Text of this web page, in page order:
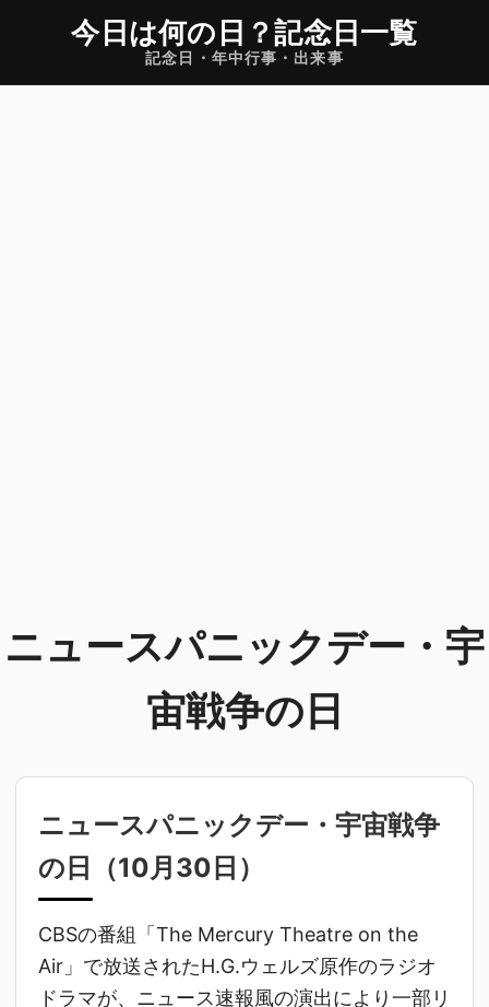
今日は何の日 ？記念日一覧
記念日・年中行事・出来事
ニュースパニックデー・宇
宙戦争の日
ニュースパニックデー・宇宙戦争
の日（10月30日 ）
CBSの番組「The Mercury Theatre on the
Air」で放送されたH.G.ウェルズ原作のラジオ
ドラマが、ニュース速報風の演出により一部リ